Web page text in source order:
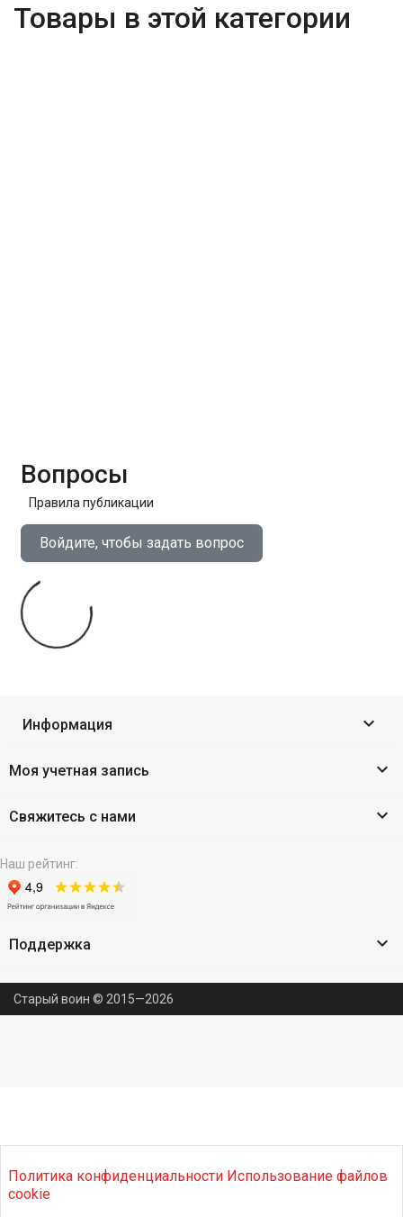
Товары в этой категории
Вопросы
Правила публикации
Войдите, чтобы задать вопрос
Информация 
Моя учетная запись 
Свяжитесь с нами 
Наш рейтинг:
Поддержка 
Старый воин © 2015—2026
Политика конфиденциальности Использование файлов
cookie